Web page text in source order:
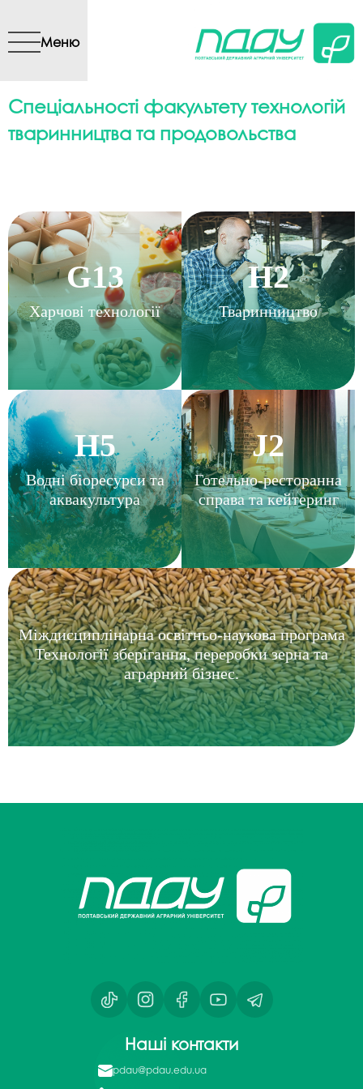
вмісту
Меню
Спеціальності факультету технологій
тваринництва та продовольства
G13
Харчові технології
H2
Тваринництво
H5
Водні біоресурси та
аквакультура
J2
Готельно-ресторанна
справа та кейтеринг
Міждисциплінарна освітньо-наукова програма
Технології зберігання, переробки зерна та
аграрний бізнес.
Наші контакти
pdau@pdau.edu.ua